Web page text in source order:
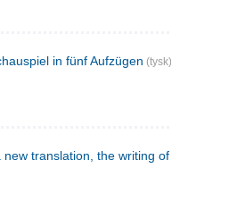
in fünf Aufzügen (tysk)
translation, the writing of the play,